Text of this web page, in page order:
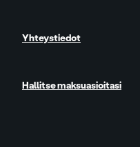
Yhteystiedot
Hallitse maksuasioitasi